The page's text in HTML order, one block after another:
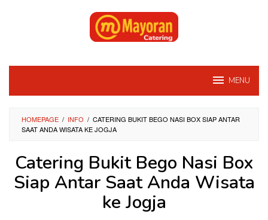
MENU
HOMEPAGE / INFO / CATERING BUKIT BEGO NASI BOX SIAP ANTAR
SAAT ANDA WISATA KE JOGJA
Catering Bukit Bego Nasi Box
Siap Antar Saat Anda Wisata
ke Jogja